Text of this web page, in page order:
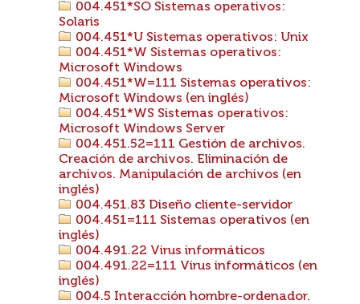
004.451*SO Sistemas operativos:
Solaris
004.451*U Sistemas operativos: Unix
004.451*W Sistemas operativos:
Microsoft Windows
004.451*W=111 Sistemas operativos:
Microsoft Windows (en inglés)
004.451*WS Sistemas operativos:
Microsoft Windows Server
004.451.52=111 Gestión de archivos.
Creación de archivos. Eliminación de
archivos. Manipulación de archivos (en
inglés)
004.451.83 Diseño cliente-servidor
004.451=111 Sistemas operativos (en
inglés)
004.491.22 Virus informáticos
004.491.22=111 Virus informáticos (en
inglés)
004.5 Interacción hombre-ordenador.